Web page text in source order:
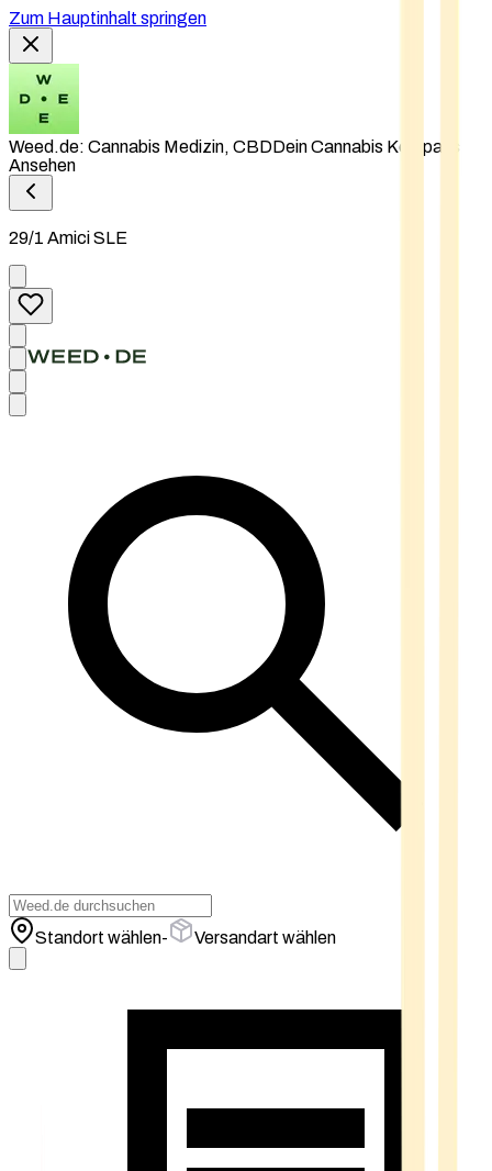
Zum Hauptinhalt springen
Weed.de: Cannabis Medizin, CBDDein Cannabis Kompass
Ansehen
29/1 Amici SLE
Standort wählen- Versandart wählen